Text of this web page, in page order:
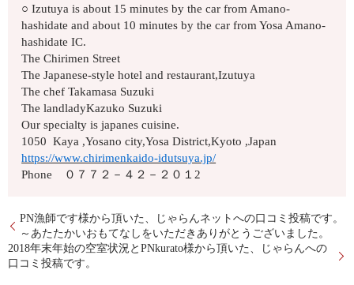
○ Izutuya is about 15 minutes by the car from Amano-
hashidate and about 10 minutes by the car from Yosa Amano-
hashidate IC.
The Chirimen Street
The Japanese-style hotel and restaurant,Izutuya
The chef Takamasa Suzuki
The landladyKazuko Suzuki
Our specialty is japanes cuisine.
1050 Kaya ,Yosano city,Yosa District,Kyoto ,Japan
https://www.chirimenkaido-idutsuya.jp/
Phone ０７７２－４２－２０１2
PN漁師です様から頂いた、じゃらんネットへの口コミ投稿です。
～あたたかいおもてなしをいただきありがとうございました。
2018年末年始の空室状況とPNkurato様から頂いた、じゃらんへの
口コミ投稿です。